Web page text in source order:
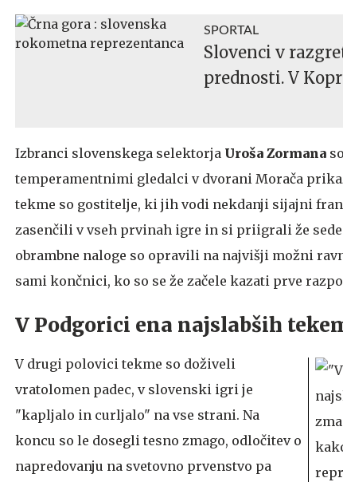
SPORTAL
Slovenci v
prednosti. V
Izbranci slovenskega selektorja Uroša Zormana
temperamentnimi gledalci v dvorani Morača
tekme so gostitelje, ki jih vodi nekdanji sijajni
zasenčili v vseh prvinah igre in si priigrali že
obrambne naloge so opravili na najvišji možni
sami končnici, ko so se že začele kazati prve
V Podgorici ena najslabših
V drugi polovici tekme so doživeli
vratolomen padec, v slovenski igri je
"kapljalo in curljalo" na vse strani. Na
koncu so le dosegli tesno zmago, odločitev o
napredovanju na svetovno prvenstvo pa